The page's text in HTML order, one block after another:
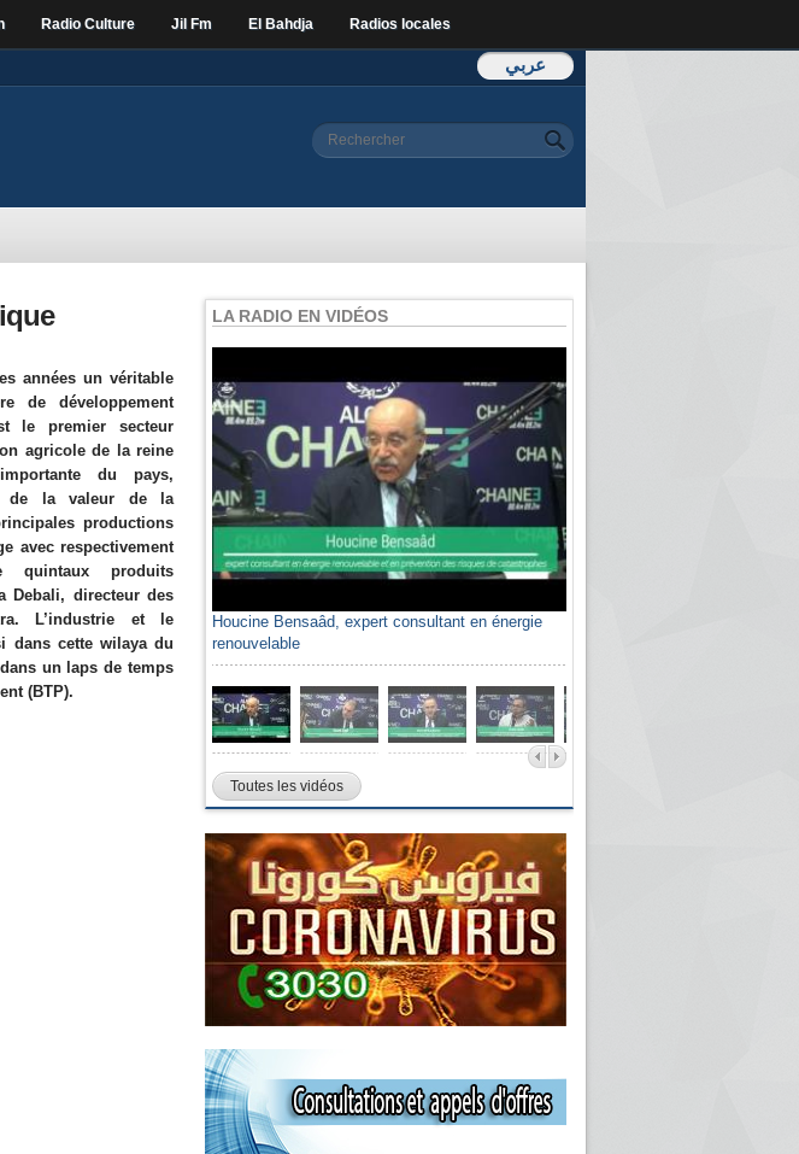
Radio Culture Jil Fm El Bahdja Radios locales
عربي
Formulaire de
Rechercher
années un véritable
de développement
le premier secteur
agricole de la reine
du pays,
de la valeur de la
productions
avec respectivement
produits
Debali, directeur des
L’industrie et le
dans cette wilaya du
un laps de temps
(BTP).
LA RADIO EN VIDÉOS
Houcine Bensaâd, expert consultant en énergie
renouvelable
Toutes les vidéos